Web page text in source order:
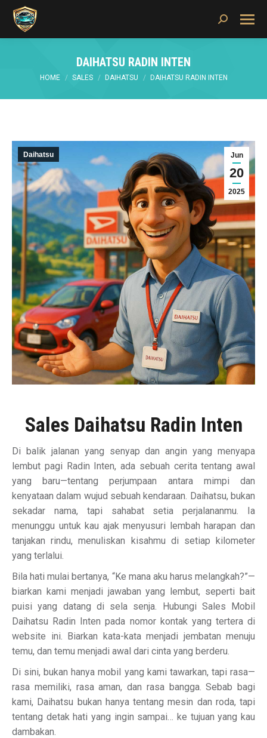
Search:
DAIHATSU RADIN INTEN
You are here:
HOME SALES DAIHATSU DAIHATSU RADIN INTEN
Jun
20
2025
Daihatsu
Sales Daihatsu Radin Inten
Di balik jalanan yang senyap dan angin yang menyapa
lembut pagi Radin Inten, ada sebuah cerita tentang awal
yang baru—tentang perjumpaan antara mimpi dan
kenyataan dalam wujud sebuah kendaraan. Daihatsu, bukan
sekadar nama, tapi sahabat setia perjalananmu. Ia
menunggu untuk kau ajak menyusuri lembah harapan dan
tanjakan rindu, menuliskan kisahmu di setiap kilometer
yang terlalui.
Bila hati mulai bertanya, “Ke mana aku harus melangkah?”—
biarkan kami menjadi jawaban yang lembut, seperti bait
puisi yang datang di sela senja. Hubungi Sales Mobil
Daihatsu Radin Inten pada nomor kontak yang tertera di
website ini. Biarkan kata-kata menjadi jembatan menuju
temu, dan temu menjadi awal dari cinta yang berderu.
Di sini, bukan hanya mobil yang kami tawarkan, tapi rasa—
rasa memiliki, rasa aman, dan rasa bangga. Sebab bagi
kami, Daihatsu bukan hanya tentang mesin dan roda, tapi
tentang detak hati yang ingin sampai… ke tujuan yang kau
dambakan.